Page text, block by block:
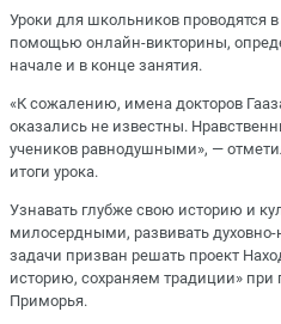
Уроки для школьников проводятся
помощью онлайн-викторины,
начале и в конце занятия.
«К сожалению, имена докторов
оказались не известны.
учеников равнодушными», —
итоги урока.
Узнавать глубже свою историю и
милосердными, развивать духовно-
задачи призван решать проект
историю, сохраняем традиции» при
Приморья.